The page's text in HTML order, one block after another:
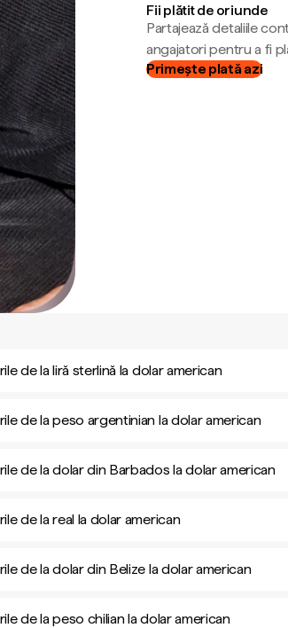
Fii plătit de oriunde
Partajează detaliile
angajatori pentru a fi
Primește plată azi
de la liră sterlină la dolar american
de la peso argentinian la dolar american
de la dolar din Barbados la dolar american
de la real la dolar american
de la dolar din Belize la dolar american
de la peso chilian la dolar american